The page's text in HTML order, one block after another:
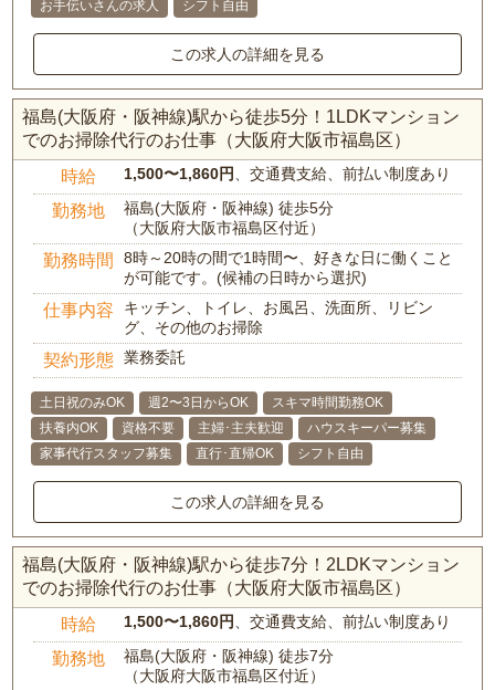
お手伝いさんの求人
シフト自由
この求人の詳細を見る
福島(大阪府・阪神線)駅から徒歩5分！1LDKマンション
でのお掃除代行のお仕事（大阪府大阪市福島区）
時給 1,500〜1,860円 、交通費支給、前払い制度あり
勤務地
福島(大阪府・阪神線) 徒歩5分
（大阪府大阪市福島区付近）
勤務時間
8時～20時の間で1時間〜、好きな日に働くこと
が可能です。(候補の日時から選択)
仕事内容
キッチン、トイレ、お風呂、洗面所、リビン
グ、その他のお掃除
契約形態 業務委託
土日祝のみOK 週2〜3日からOK
スキマ時間勤務OK
扶養内OK
資格不要 主婦･主夫歓迎
ハウスキーパー募集
家事代行スタッフ募集
直行･直帰OK シフト自由
この求人の詳細を見る
福島(大阪府・阪神線)駅から徒歩7分！2LDKマンション
でのお掃除代行のお仕事（大阪府大阪市福島区）
時給 1,500〜1,860円 、交通費支給、前払い制度あり
勤務地
福島(大阪府・阪神線) 徒歩7分
（大阪府大阪市福島区付近）